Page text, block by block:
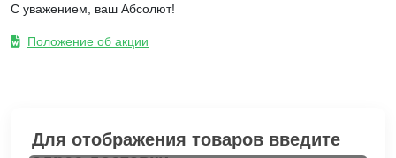
С уважением, ваш Абсолют!
Положение об акции
Для отображения товаров введите